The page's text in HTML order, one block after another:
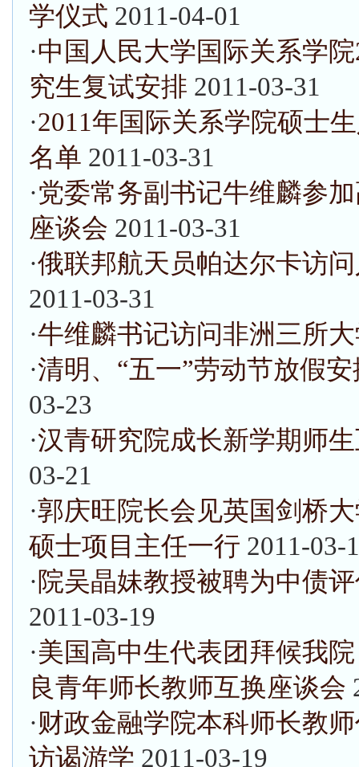
学仪式 2011-04-01
·中国人民大学国际关系学
究生复试安排 2011-03-31
·2011年国际关系学院硕士
名单 2011-03-31
·党委常务副书记牛维麟参
座谈会 2011-03-31
·俄联邦航天员帕达尔卡访
2011-03-31
·牛维麟书记访问非洲三所
·清明、“五一”劳动节放假
03-23
·汉青研究院成长新学期师
03-21
·郭庆旺院长会见英国剑桥
硕士项目主任一行 2011-03-
·院吴晶妹教授被聘为中债
2011-03-19
·美国高中生代表团拜候我
良青年师长教师互换座谈会
·财政金融学院本科师长教
访谒游学 2011-03-19